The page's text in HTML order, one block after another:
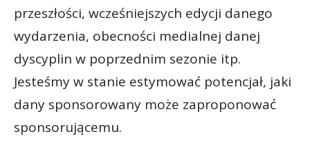
przeszłości, wcześniejszych edycji danego
wydarzenia, obecności medialnej danej
dyscyplin w poprzednim sezonie itp.
Jesteśmy w stanie estymować potencjał, jaki
dany sponsorowany może zaproponować
sponsorującemu.